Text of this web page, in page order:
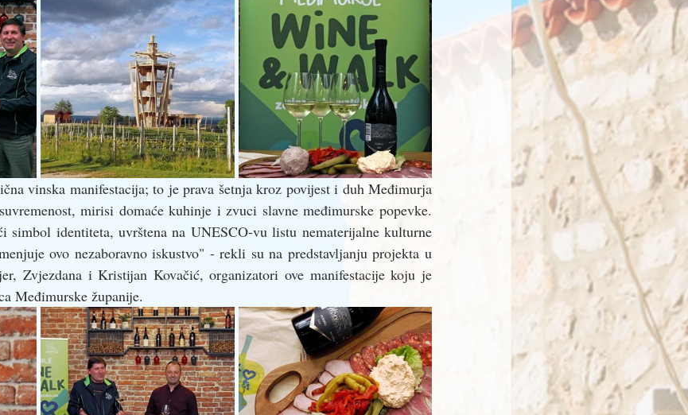
vinska manifestacija; to je prava šetnja kroz povijest i duh Međimurja
mirisi domaće kuhinje i zvuci slavne međimurske popevke.
simbol identiteta, uvrštena na UNESCO-vu listu nematerijalne kulturne
ovo nezaboravno iskustvo" - rekli su na predstavljanju projekta u
Zvjezdana i Kristijan Kovačić, organizatori ove manifestacije koju je
Međimurske županije.